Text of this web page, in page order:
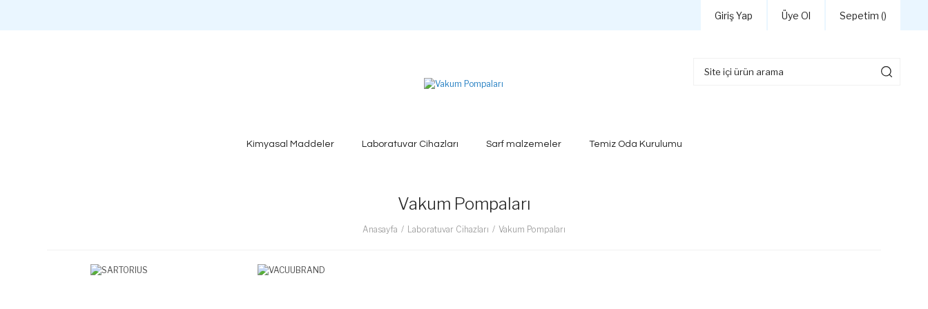
Giriş Yap Üye Ol Sepetim ()
Kimyasal Maddeler Laboratuvar Cihazları Sarf malzemeler Temiz Oda Kurulumu
Vakum Pompaları
Anasayfa Laboratuvar Cihazları Vakum Pompaları